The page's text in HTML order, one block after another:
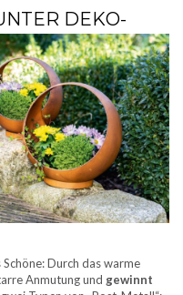
DEKO-
Durch das warme
Anmutung und gewinnt